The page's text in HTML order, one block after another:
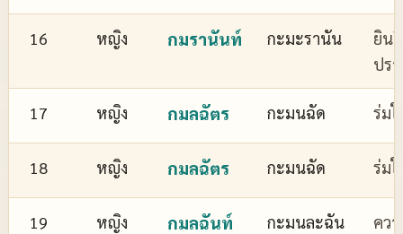
16 หญิง กมรานันท์ กะมะรานัน
ยิน
ปร
17 หญิง กมลฉัตร กะมนฉัด ร่มใ
18 หญิง กมลฉัตร กะมนฉัด ร่มใ
19 หญิง กมลฉันท์ กะมนละฉัน คว